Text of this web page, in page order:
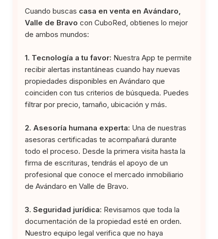
Cuando buscas casa en venta en Avándaro,
Valle de Bravo con CuboRed, obtienes lo mejor
de ambos mundos:
1. Tecnología a tu favor: Nuestra App te permite
recibir alertas instantáneas cuando hay nuevas
propiedades disponibles en Avándaro que
coinciden con tus criterios de búsqueda. Puedes
filtrar por precio, tamaño, ubicación y más.
2. Asesoría humana experta: Una de nuestras
asesoras certificadas te acompañará durante
todo el proceso. Desde la primera visita hasta la
firma de escrituras, tendrás el apoyo de un
profesional que conoce el mercado inmobiliario
de Avándaro en Valle de Bravo.
3. Seguridad jurídica: Revisamos que toda la
documentación de la propiedad esté en orden.
Nuestro equipo legal verifica que no haya